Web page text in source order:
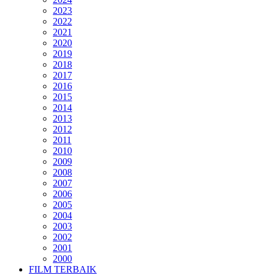
2023
2022
2021
2020
2019
2018
2017
2016
2015
2014
2013
2012
2011
2010
2009
2008
2007
2006
2005
2004
2003
2002
2001
2000
FILM TERBAIK